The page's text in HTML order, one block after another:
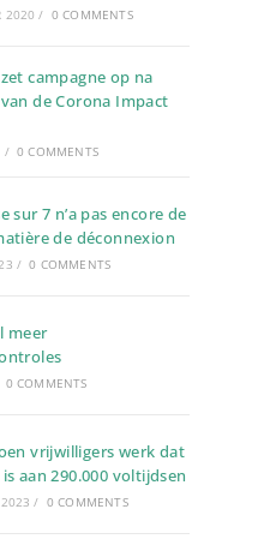
2020 / 0 COMMENTS
campagne op na
de Corona Impact
/ 0 COMMENTS
sur 7 n’a pas encore de
de déconnexion
/ 0 COMMENTS
meer
0 COMMENTS
vrijwilligers werk dat
aan 290.000 voltijdsen
/ 0 COMMENTS